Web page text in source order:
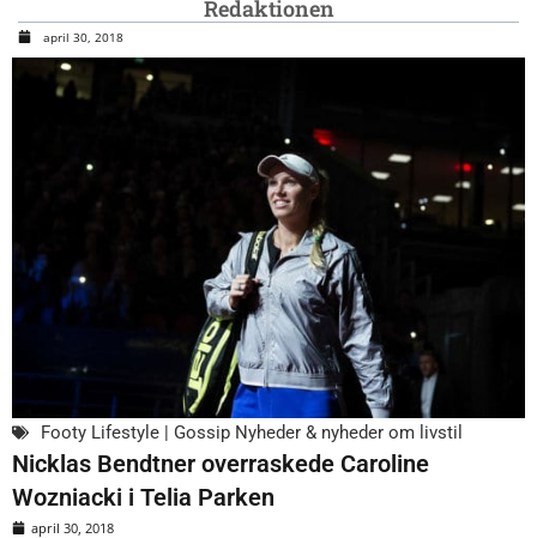
Redaktionen
april 30, 2018
Footy Lifestyle | Gossip Nyheder & nyheder om livstil
Nicklas Bendtner overraskede Caroline
Wozniacki i Telia Parken
april 30, 2018